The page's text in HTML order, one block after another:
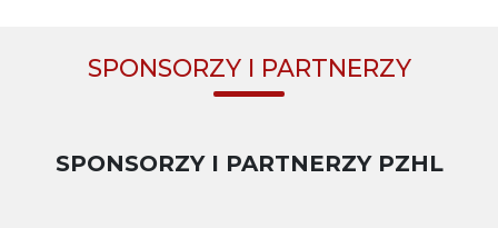
SPONSORZY I PARTNERZY
SPONSORZY I PARTNERZY PZHL